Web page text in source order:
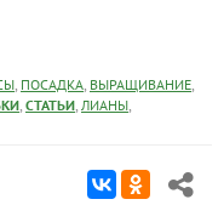
, ПОСАДКА, ВЫРАЩИВАНИЕ,
, СТАТЬИ, ЛИАНЫ,